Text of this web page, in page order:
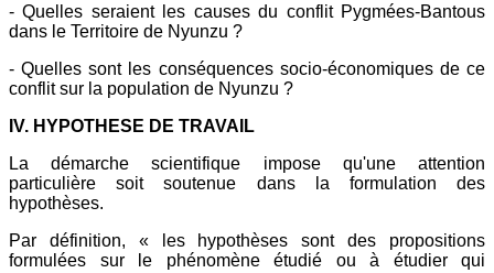
- Quelles seraient les causes du conflit Pygmées-Bantous
dans le Territoire de Nyunzu ?
- Quelles sont les conséquences socio-économiques de ce
conflit sur la population de Nyunzu ?
IV. HYPOTHESE DE TRAVAIL
La démarche scientifique impose qu'une attention
particulière soit soutenue dans la formulation des
hypothèses.
Par définition, « les hypothèses sont des propositions
formulées sur le phénomène étudié ou à étudier qui